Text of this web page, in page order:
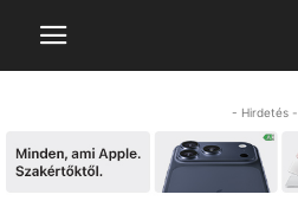
- Hirdetés -